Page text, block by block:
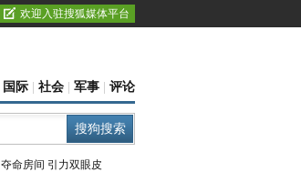
欢迎入驻搜狐媒体平台
国际 社会 军事 评论
夺命房间 引力双眼皮